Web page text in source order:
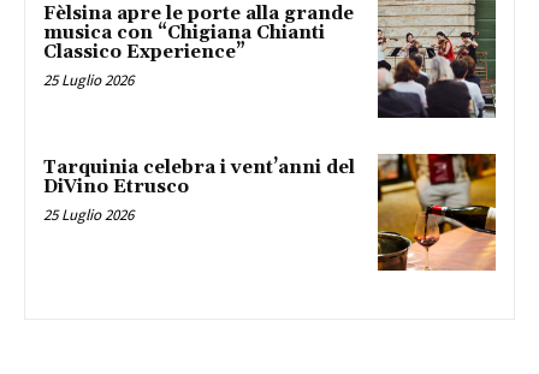
Fèlsina apre le porte alla grande
musica con “Chigiana Chianti
Classico Experience”
25 Luglio 2026
Tarquinia celebra i vent’anni del
DiVino Etrusco
25 Luglio 2026